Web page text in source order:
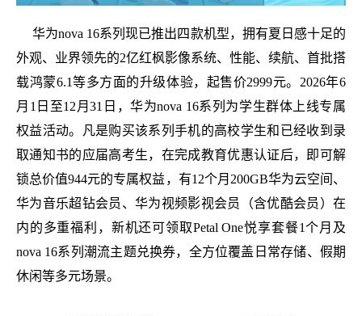
华为nova 16系列现已推出四款机型，拥有夏日感十足的
外观、业界领先的2亿红枫影像系统、性能、续航、首批搭
载鸿蒙6.1等多方面的升级体验，起售价2999元。2026年6
月1日至12月31日，华为nova 16系列为学生群体上线专属
权益活动。凡是购买该系列手机的高校学生和已经收到录
取通知书的应届高考生，在完成教育优惠认证后，即可解
锁总价值944元的专属权益，有12个月200GB华为云空间、
华为音乐超钻会员、华为视频影视会员（含优酷会员）在
内的多重福利，新机还可领取Petal One悦享套餐1个月及
nova 16系列潮流主题兑换券，全方位覆盖日常存储、假期
休闲等多元场景。